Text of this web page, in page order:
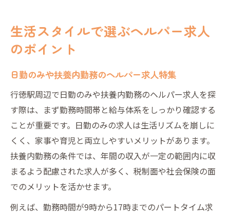
生活スタイルで選ぶヘルパー求人
のポイント
日勤のみや扶養内勤務のヘルパー求人特集
行徳駅周辺で日勤のみや扶養内勤務のヘルパー求人を探
す際は、まず勤務時間帯と給与体系をしっかり確認する
ことが重要です。日勤のみの求人は生活リズムを崩しに
くく、家事や育児と両立しやすいメリットがあります。
扶養内勤務の条件では、年間の収入が一定の範囲内に収
まるよう配慮された求人が多く、税制面や社会保険の面
でのメリットを活かせます。
例えば、勤務時間が9時から17時までのパートタイム求